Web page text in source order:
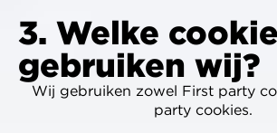
3. Welke
gebruiken wij?
Wij gebruiken zowel First party
party cookies.